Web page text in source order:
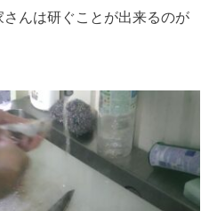
んは研ぐことが出来るのが